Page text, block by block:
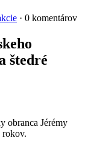
· 0 komentárov
štedré
obranca Jérémy
rokov.